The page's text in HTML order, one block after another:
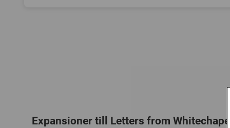
Expansioner till Letters from Whitechapel